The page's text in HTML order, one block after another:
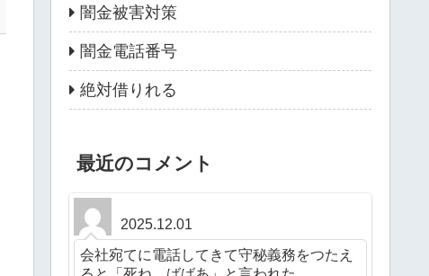
闇金被害対策
闇金電話番号
絶対借りれる
最近のコメント
2025.12.01
会社宛てに電話してきて守秘義務をつたえ